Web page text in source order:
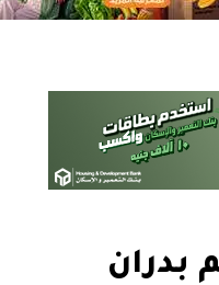
بدران